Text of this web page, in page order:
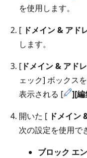
を使用します。
[ ドメイン & アド
します。
[ ドメイン & アド
ェック] ボックス
表示される [
][編
開いた [ ドメイン
次の設定を使用で
ブロック エ